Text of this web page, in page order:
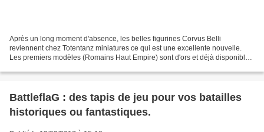
Après un long moment d'absence, les belles figurines Corvus Belli
reviennent chez Totentanz miniatures ce qui est une excellente nouvelle.
Les premiers modèles (Romains Haut Empire) sont d'ors et déjà disponibles.
BattleflaG : des tapis de jeu pour vos batailles
historiques ou fantastiques.